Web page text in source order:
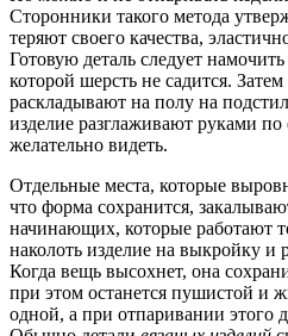
Сторонники такого метода
теряют своего качества,
Готовую деталь следует
которой шерсть не садится.
раскладывают на полу на
изделие разглаживают руками
желательно видеть.
Отдельные места, которые
что форма сохранится,
начинающих, которые работают
наколоть изделие на выкройку и
Когда вещь высохнет, она
при этом останется пушистой и
одной, а при отпаривании этого